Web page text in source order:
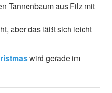
Tannenbaum aus Filz mit
aber das läßt sich leicht
wird gerade im